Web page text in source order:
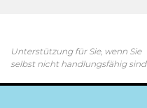
Unterstützung für Sie, wenn Sie
selbst nicht handlungsfähig sind